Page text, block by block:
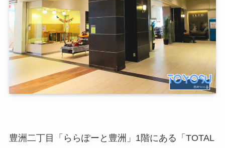
豊洲二丁目「ららぽーと豊洲」1階にある「TOTAL